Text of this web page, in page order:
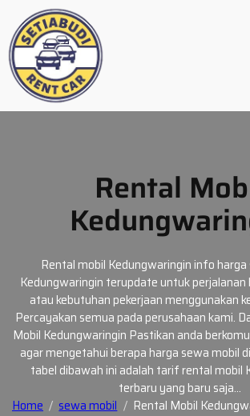
content
Rental
Rental mobil Kedungwaringin info
Kedungwaringin terupdate untuk perjalanan
atau kebutuhan pekerjaan menggunakan
Percayakan semua pada perusahaan kami.
Mobil Kedungwaringin Pastikan anda
agar mengetahui berapa harga sewa mobil
tabel dibawah ini adalah tarif rental mobil
terbaru yang baru saja…
Home
sewa mobil Rental Mobil